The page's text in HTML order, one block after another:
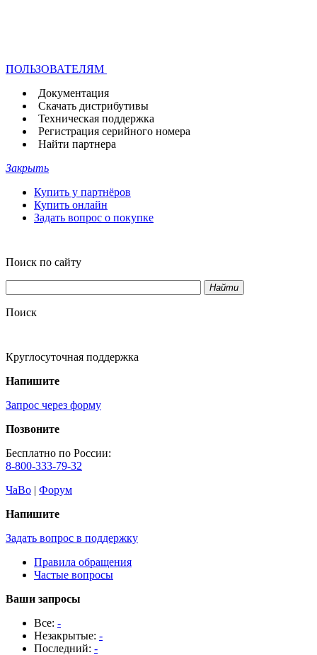
ПОЛЬЗОВАТЕЛЯМ
Документация
Скачать дистрибутивы
Техническая поддержка
Регистрация серийного номера
Найти партнера
Закрыть
Купить у партнёров
Купить онлайн
Задать вопрос о покупке
Поиск по сайту
Найти
Поиск
Круглосуточная поддержка
Напишите
Запрос через форму
Позвоните
Бесплатно по России:
8-800-333-79-32
ЧаВо | Форум
Напишите
Задать вопрос в поддержку
Правила обращения
Частые вопросы
Ваши запросы
Все: -
Незакрытые: -
Последний: -